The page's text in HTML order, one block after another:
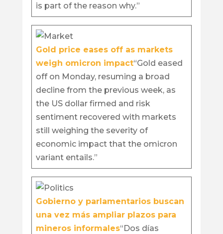
is part of the reason why.”
Gold price eases off as markets
weigh omicron impact“Gold eased
off on Monday, resuming a broad
decline from the previous week, as
the US dollar firmed and risk
sentiment recovered with markets
still weighing the severity of
economic impact that the omicron
variant entails.”
Gobierno y parlamentarios buscan
una vez más ampliar plazos para
mineros informales“Dos días